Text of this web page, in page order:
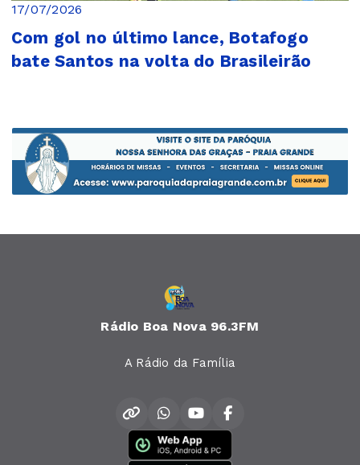
17/07/2026
Com gol no último lance, Botafogo
bate Santos na volta do Brasileirão
Rádio Boa Nova 96.3FM
A Rádio da Família